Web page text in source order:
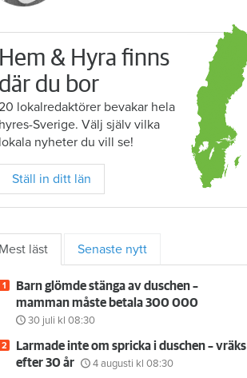
Hem & Hyra finns
där du bor
lokalredaktörer bevakar hela
hyres-Sverige. Välj själv vilka
lokala nyheter du vill se!
Ställ in ditt län
Mest läst Senaste nytt
Barn glömde stänga av duschen –
mamman måste betala 300 000
30 juli kl 08:30
Larmade inte om spricka i duschen – vräks
efter 30 år
4 augusti kl 08:30